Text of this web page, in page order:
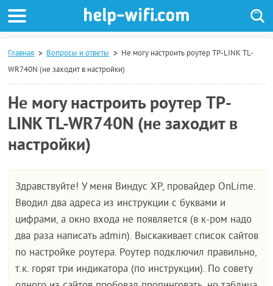
Главная Вопросы и ответы
Не могу настроить роутер TP-LINK TL-
WR740N (не заходит в настройки)
Не могу настроить роутер TP-
LINK TL-WR740N (не заходит в
настройки)
Здравствуйте! У меня Виндус ХР, провайдер OnLime.
Вводил два адреса из инструкции с буквами и
цифрами, а окно входа не появляется (в к-ром надо
два раза написать admin). Выскакивает список сайтов
по настройке роутера. Роутер подключил правильно,
т.к. горят три индикатора (по инструкции). По совету